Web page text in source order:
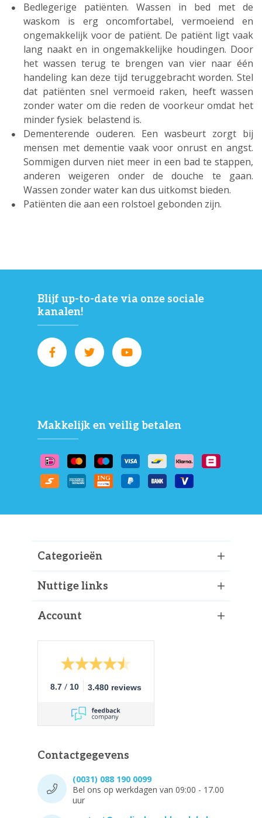
Bedlegerige patiënten. Wassen in bed met de
waskom is erg oncomfortabel, vermoeiend en
ongemakkelijk voor de patiënt. De patiënt ligt vaak
lang naakt en in ongemakkelijke houdingen. Door
het wassen terug te brengen van vier naar één
handeling kan deze tijd teruggebracht worden. Stel
dat patiënten snel vermoeid raken, heeft wassen
zonder water om die reden de voorkeur omdat het
minder fysiek belastend is.
Dementerende ouderen. Een wasbeurt zorgt bij
mensen met dementie vaak voor onrust en angst.
Sommigen durven niet meer in een bad te stappen,
anderen weigeren onder de douche te gaan.
Wassen zonder water kan dus uitkomst bieden.
Patiënten die aan een rolstoel gebonden zijn.
Blijf up-to-date via onze sociale
kanalen!
Makkelijk en veilig betalen
Categorieën
Nuttige links
Account
8.7 / 10 3.480 reviews
Contactgegevens
(0031) 088 190 0099
Bel ons op werkdagen van 09:00 - 17.00
uur